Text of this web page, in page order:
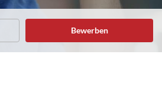
Bewerben